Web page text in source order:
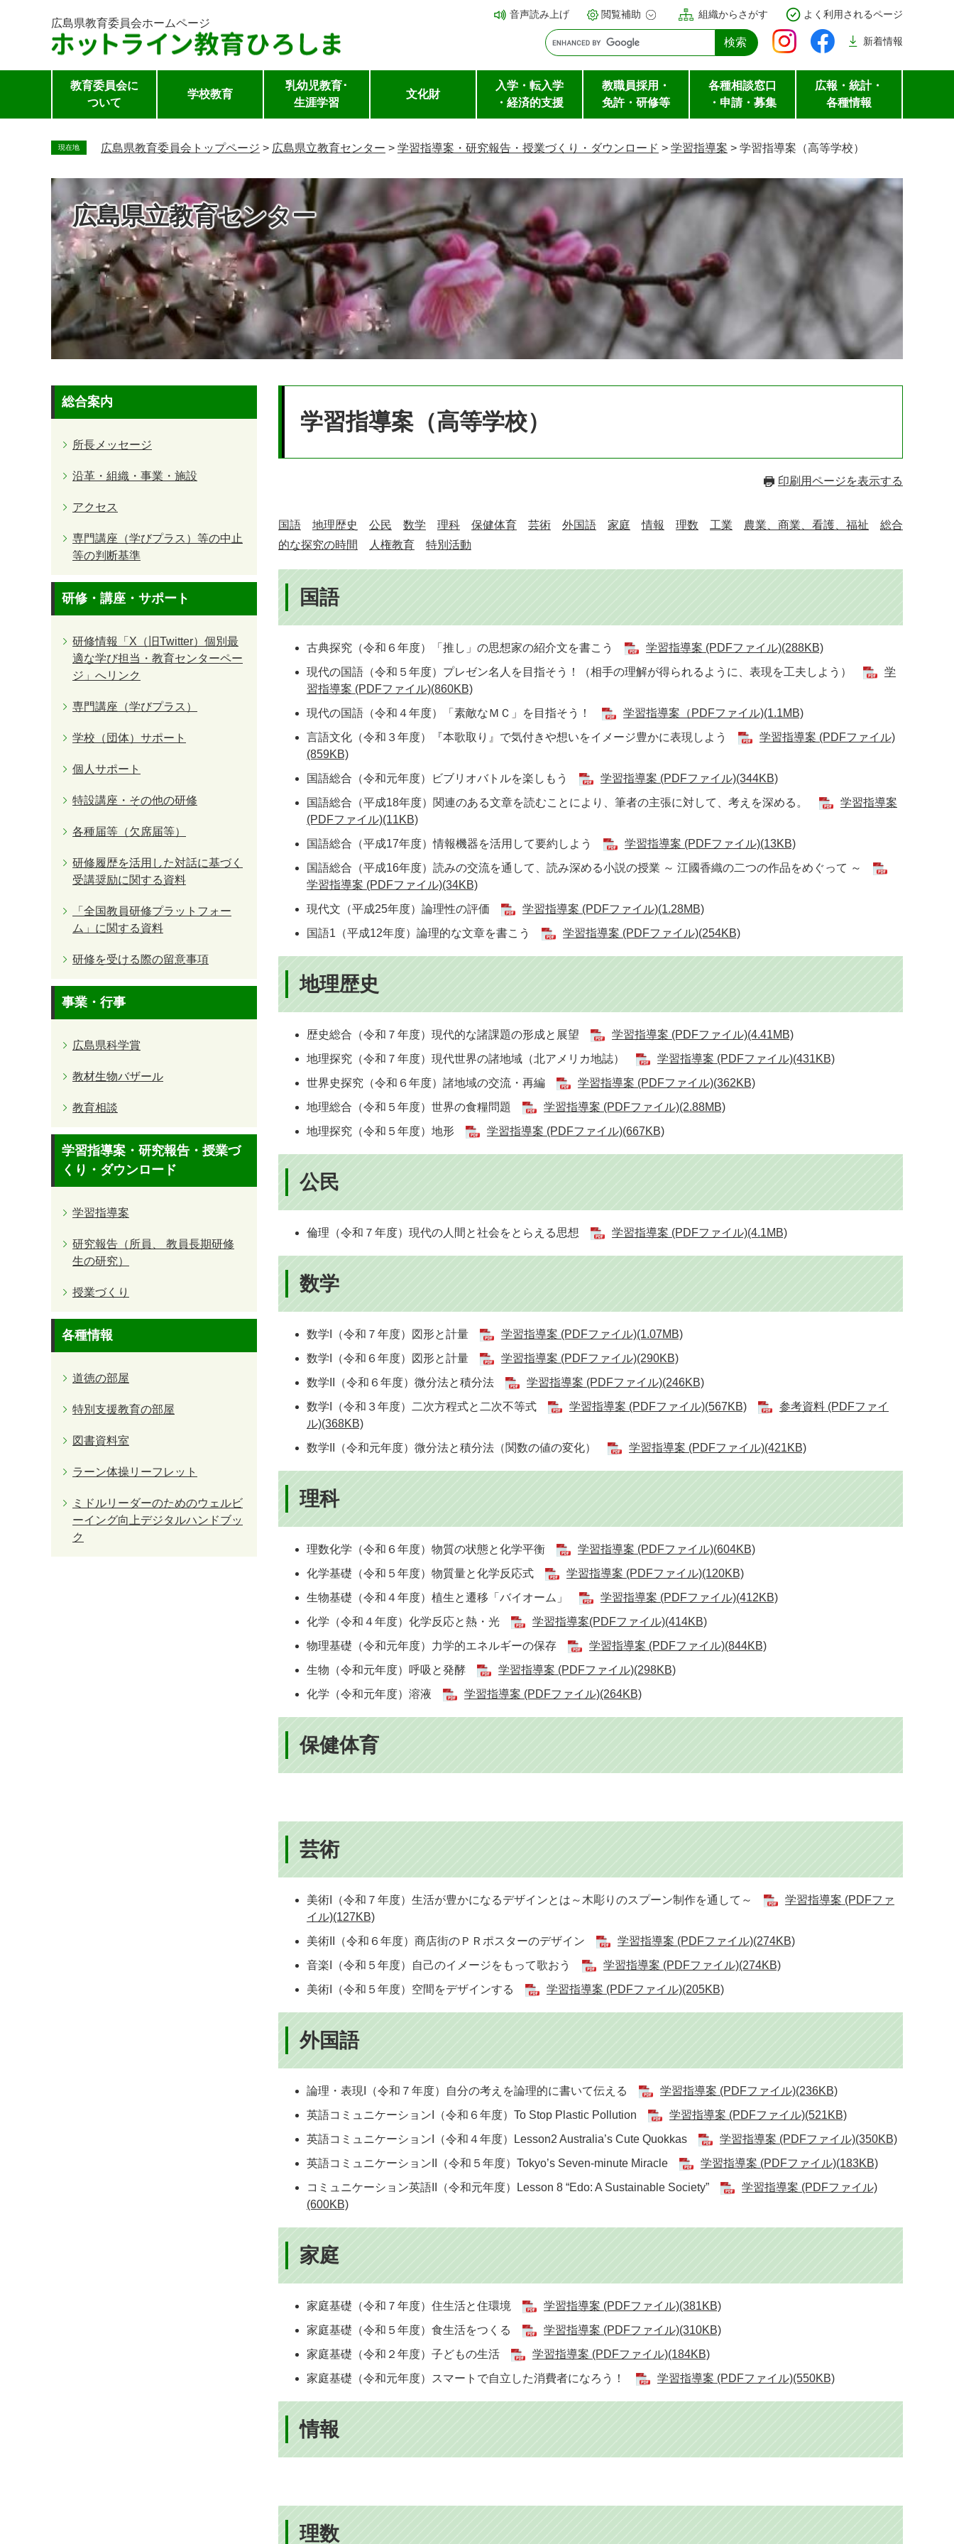
ー
し
広島県教育委員会ホームページ
音声読み上げ 閲覧補助 組織からさがす よく利用されるページ
新着情報
教育委員会に
ついて
学校教育
乳幼児教育･
生涯学習
文化財
入学・転入学
・経済的支援
教職員採用・
免許・研修等
各種相談窓口
・申請・募集
広報・統計・
各種情報
現在地 広島県教育委員会トップページ > 広島県立教育センター > 学習指導案・研究報告・授業づくり・ダウンロード > 学習指導案 > 学習指導案（高等学校）
広島県立教育センター
学習指導案（高等学校）
印刷用ページを表示する
国語 地理歴史 公民 数学 理科 保健体育 芸術 外国語 家庭 情報 理数 工業 農業、商業、看護、福祉
総合
的な探究の時間
人権教育 特別活動
国語
古典探究（令和６年度）「推し」の思想家の紹介文を書こう
学習指導案 (PDFファイル)(288KB)
現代の国語（令和５年度）プレゼン名人を目指そう！（相手の理解が得られるように、表現を工夫しよう）
学
習指導案 (PDFファイル)(860KB)
現代の国語（令和４年度）「素敵なＭＣ」を目指そう！
学習指導案（PDFファイル)(1.1MB)
言語文化（令和３年度）『本歌取り』で気付きや想いをイメージ豊かに表現しよう
学習指導案 (PDFファイル)
(859KB)
国語総合（令和元年度）ビブリオバトルを楽しもう
学習指導案 (PDFファイル)(344KB)
国語総合（平成18年度）関連のある文章を読むことにより、筆者の主張に対して、考えを深める。
学習指導案
(PDFファイル)(11KB)
国語総合（平成17年度）情報機器を活用して要約しよう
学習指導案 (PDFファイル)(13KB)
国語総合（平成16年度）読みの交流を通して、読み深める小説の授業 ～ 江國香織の二つの作品をめぐって ～
学習指導案 (PDFファイル)(34KB)
現代文（平成25年度）論理性の評価
学習指導案 (PDFファイル)(1.28MB)
国語1（平成12年度）論理的な文章を書こう
学習指導案 (PDFファイル)(254KB)
地理歴史
歴史総合（令和７年度）現代的な諸課題の形成と展望
学習指導案 (PDFファイル)(4.41MB)
地理探究（令和７年度）現代世界の諸地域（北アメリカ地誌）
学習指導案 (PDFファイル)(431KB)
世界史探究（令和６年度）諸地域の交流・再編
学習指導案 (PDFファイル)(362KB)
地理総合（令和５年度）世界の食糧問題
学習指導案 (PDFファイル)(2.88MB)
地理探究（令和５年度）地形
学習指導案 (PDFファイル)(667KB)
公民
倫理（令和７年度）​現代の人間と社会をとらえる思想 学習指導案 (PDFファイル)(4.1MB)
数学
数学I（令和７年度）図形と計量
学習指導案 (PDFファイル)(1.07MB)
数学I（令和６年度）図形と計量
学習指導案 (PDFファイル)(290KB)
数学II（令和６年度）微分法と積分法
学習指導案 (PDFファイル)(246KB)
数学I（令和３年度）二次方程式と二次不等式
学習指導案 (PDFファイル)(567KB)
参考資料 (PDFファイ
ル)(368KB)
数学II（令和元年度）微分法と積分法（関数の値の変化）
学習指導案 (PDFファイル)(421KB)
理科
理数化学（令和６年度）物質の状態と化学平衡
学習指導案 (PDFファイル)(604KB)
化学基礎（令和５年度）物質量と化学反応式
学習指導案 (PDFファイル)(120KB)
生物基礎（令和４年度）植生と遷移「バイオーム」
学習指導案 (PDFファイル)(412KB)
化学（令和４年度）化学反応と熱・光
学習指導案(PDFファイル)(414KB)
物理基礎（令和元年度）力学的エネルギーの保存
学習指導案 (PDFファイル)(844KB)
生物（令和元年度）呼吸と発酵
学習指導案 (PDFファイル)(298KB)
化学（令和元年度）溶液
学習指導案 (PDFファイル)(264KB)
保健体育
芸術
美術I（令和７年度）生活が豊かになるデザインとは～木彫りのスプーン制作を通して～
学習指導案 (PDFファ
イル)(127KB)
美術II（令和６年度）商店街のＰＲポスターのデザイン
学習指導案 (PDFファイル)(274KB)
音楽I（令和５年度）自己のイメージをもって歌おう
学習指導案 (PDFファイル)(274KB)
美術I（令和５年度）空間をデザインする
学習指導案 (PDFファイル)(205KB)
外国語
論理・表現I（令和７年度）自分の考えを論理的に書いて伝える
学習指導案 (PDFファイル)(236KB)
英語コミュニケーションI（令和６年度）To Stop Plastic Pollution
学習指導案 (PDFファイル)(521KB)
英語コミュニケーションI（令和４年度）​Lesson2 Australia’s Cute Quokkas
学習指導案 (PDFファイル)(350KB)
英語コミュニケーションII（令和５年度）Tokyo’s Seven-minute Miracle
学習指導案 (PDFファイル)(183KB)
コミュニケーション英語II（令和元年度）Lesson 8 “Edo: A Sustainable Society”
学習指導案 (PDFファイル)
(600KB)
家庭
家庭基礎（令和７年度）住生活と住環境
学習指導案 (PDFファイル)(381KB)
家庭基礎（令和５年度）食生活をつくる
学習指導案 (PDFファイル)(310KB)
家庭基礎（令和２年度）子どもの生活
学習指導案 (PDFファイル)(184KB)
家庭基礎（令和元年度）スマートで自立した消費者になろう！
学習指導案 (PDFファイル)(550KB)
情報
理数
総合案内
所長メッセージ
沿革・組織・事業・施設
アクセス
専門講座（学びプラス）等の中止
等の判断基準
研修・講座・サポート
研修情報「X（旧Twitter）個別最
適な学び担当・教育センターペー
ジ」へリンク
専門講座（学びプラス）
学校（団体）サポート
個人サポート
特設講座・その他の研修
各種届等（欠席届等）
研修履歴を活用した対話に基づく
受講奨励に関する資料
「全国教員研修プラットフォー
ム」に関する資料
研修を受ける際の留意事項
事業・行事
広島県科学賞
教材生物バザール
教育相談
学習指導案・研究報告・授業づ
くり・ダウンロード
学習指導案
研究報告（所員、 教員長期研修
生の研究）
授業づくり
各種情報
道徳の部屋
特別支援教育の部屋
図書資料室
ラーン体操リーフレット
ミドルリーダーのためのウェルビ
ーイング向上デジタルハンドブッ
ク